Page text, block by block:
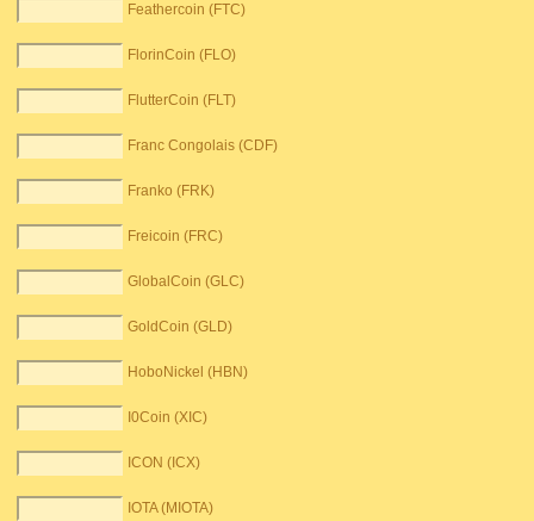
Feathercoin (FTC)
FlorinCoin (FLO)
FlutterCoin (FLT)
Franc Congolais (CDF)
Franko (FRK)
Freicoin (FRC)
GlobalCoin (GLC)
GoldCoin (GLD)
HoboNickel (HBN)
I0Coin (XIC)
ICON (ICX)
IOTA (MIOTA)